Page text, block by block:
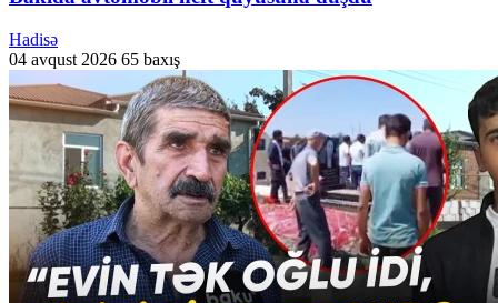
Hadisə
04 avqust 2026 65 baxış